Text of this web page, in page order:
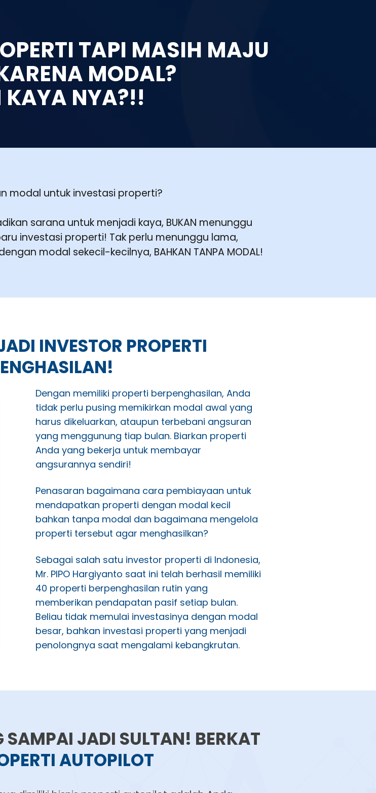
TAPI MASIH MAJU
MODAL?
KAYA NYA?!!
modal untuk investasi properti?
sarana untuk menjadi kaya, BUKAN menunggu
investasi properti! Tak perlu menunggu lama,
modal sekecil-kecilnya, BAHKAN TANPA MODAL!
INVESTOR PROPERTI
Dengan memiliki properti berpenghasilan, Anda
tidak perlu pusing memikirkan modal awal yang
harus dikeluarkan, ataupun terbebani angsuran
yang menggunung tiap bulan. Biarkan properti
Anda yang bekerja untuk membayar
angsurannya sendiri!
Penasaran bagaimana cara pembiayaan untuk
mendapatkan properti dengan modal kecil
bahkan tanpa modal dan bagaimana mengelola
properti tersebut agar menghasilkan?
Sebagai salah satu investor properti di Indonesia,
Mr. PIPO Hargiyanto saat ini telah berhasil memiliki
40 properti berpenghasilan rutin yang
memberikan pendapatan pasif setiap bulan.
Beliau tidak memulai investasinya dengan modal
besar, bahkan investasi properti yang menjadi
penolongnya saat mengalami kebangkrutan.
JADI SULTAN! BERKAT
AUTOPILOT